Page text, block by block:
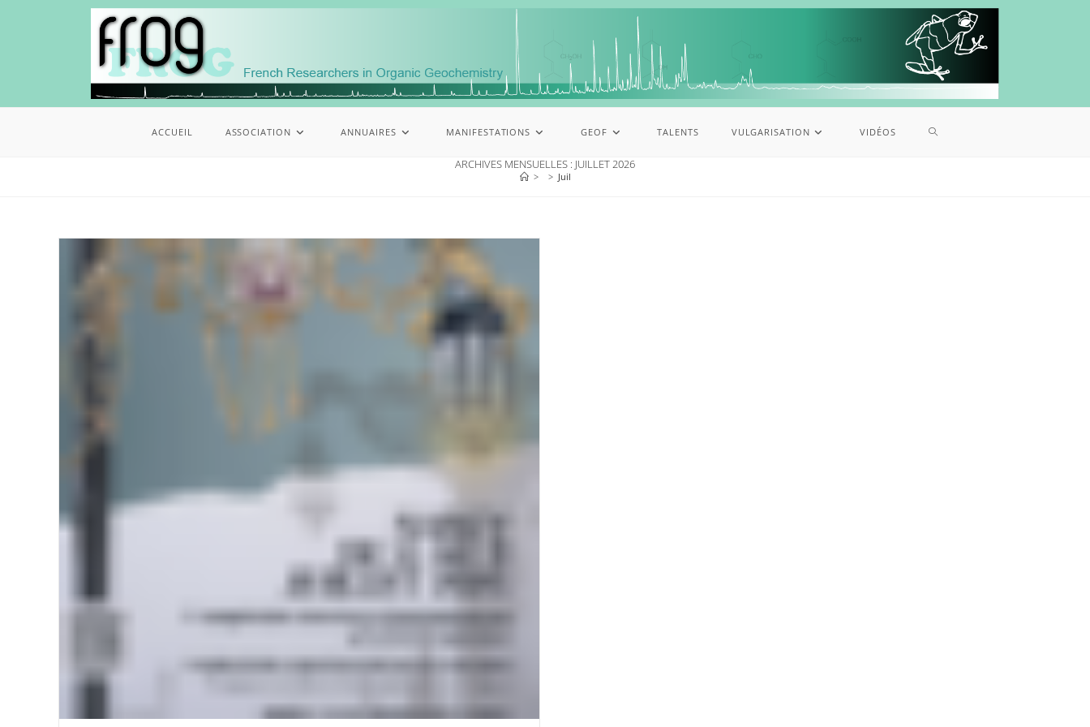
ACCUEIL ASSOCIATION ANNUAIRES MANIFESTATIONS GEOF TALENTS VULGARISATION VIDÉOS
ARCHIVES MENSUELLES : JUILLET 2026
> > Juil